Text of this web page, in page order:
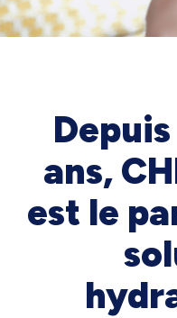
ans,
est le